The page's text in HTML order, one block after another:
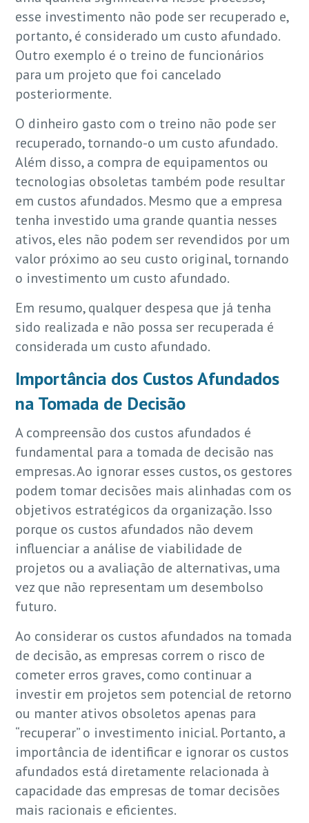
esse investimento não pode ser recuperado e,
portanto, é considerado um custo afundado.
Outro exemplo é o treino de funcionários
para um projeto que foi cancelado
posteriormente.
O dinheiro gasto com o treino não pode ser
recuperado, tornando-o um custo afundado.
Além disso, a compra de equipamentos ou
tecnologias obsoletas também pode resultar
em custos afundados. Mesmo que a empresa
tenha investido uma grande quantia nesses
ativos, eles não podem ser revendidos por um
valor próximo ao seu custo original, tornando
o investimento um custo afundado.
Em resumo, qualquer despesa que já tenha
sido realizada e não possa ser recuperada é
considerada um custo afundado.
Importância dos Custos Afundados
na Tomada de Decisão
A compreensão dos custos afundados é
fundamental para a tomada de decisão nas
empresas. Ao ignorar esses custos, os gestores
podem tomar decisões mais alinhadas com os
objetivos estratégicos da organização. Isso
porque os custos afundados não devem
influenciar a análise de viabilidade de
projetos ou a avaliação de alternativas, uma
vez que não representam um desembolso
futuro.
Ao considerar os custos afundados na tomada
de decisão, as empresas correm o risco de
cometer erros graves, como continuar a
investir em projetos sem potencial de retorno
ou manter ativos obsoletos apenas para
“recuperar” o investimento inicial. Portanto, a
importância de identificar e ignorar os custos
afundados está diretamente relacionada à
capacidade das empresas de tomar decisões
mais racionais e eficientes.